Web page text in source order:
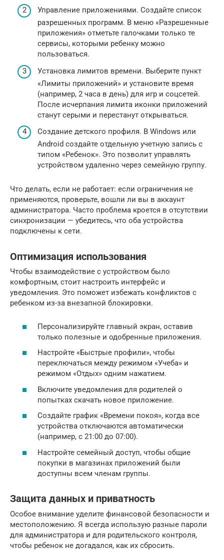
Управление приложениями. Создайте список
разрешенных программ. В меню «Разрешенные
приложения» отметьте галочками только те
сервисы, которыми ребенку можно
пользоваться.
Установка лимитов времени. Выберите пункт
«Лимиты приложений» и установите время
(например, 2 часа в день) для игр и соцсетей.
После исчерпания лимита иконки приложений
станут серыми и перестанут открываться.
Создание детского профиля. В Windows или
Android создайте отдельную учетную запись с
типом «Ребенок». Это позволит управлять
устройством удаленно через семейную группу.
Что делать, если не работает: если ограничения не
применяются, проверьте, вошли ли вы в аккаунт
администратора. Часто проблема кроется в отсутствии
синхронизации — убедитесь, что оба устройства
подключены к сети.
Оптимизация использования
Чтобы взаимодействие с устройством было
комфортным, стоит настроить интерфейс и
уведомления. Это поможет избежать конфликтов с
ребенком из-за внезапной блокировки.
Персонализируйте главный экран, оставив
только полезные и одобренные приложения.
Настройте «Быстрые профили», чтобы
переключаться между режимом «Учеба» и
режимом «Отдых» одним нажатием.
Включите уведомления для родителей о
попытках скачать новое приложение.
Создайте график «Времени покоя», когда все
устройства отключаются автоматически
(например, с 21:00 до 07:00).
Настройте семейный доступ, чтобы общие
покупки в магазинах приложений были
доступны всем членам группы.
Защита данных и приватность
Особое внимание уделите финансовой безопасности и
местоположению. Я всегда использую разные пароли
для администратора и для родительского контроля,
чтобы ребенок не догадался, как их сбросить.